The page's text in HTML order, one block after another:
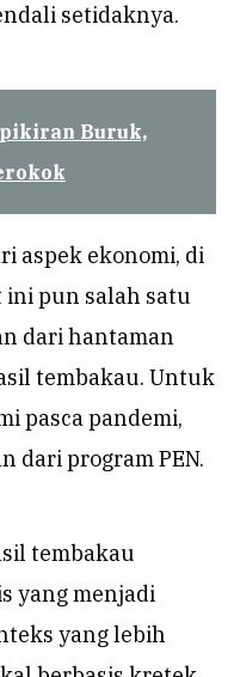
setidaknya.
Buruk,
aspek ekonomi, di
ini pun salah satu
dari hantaman
tembakau. Untuk
pasca pandemi,
dari program PEN.
tembakau
yang menjadi
yang lebih